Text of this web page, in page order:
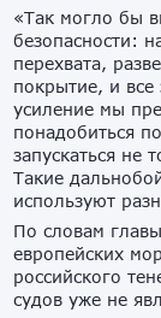
«Так могло бы
безопасности:
перехвата,
покрытие, и
усиление мы
понадобиться
запускаться не
Такие
используют
По словам
европейских
российского
судов уже не